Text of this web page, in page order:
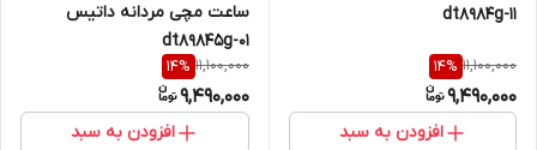
dt8984g-11
11,100,000
14%
9,490,000
افزودن به سبد
ساعت مچی مردانه داتیس
dt89845g-01
11,100,000
14%
9,490,000
افزودن به سبد